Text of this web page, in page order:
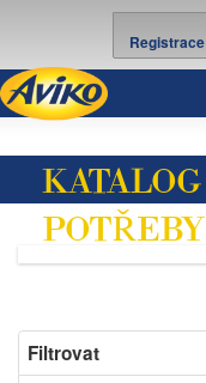
Registrace
KATALOG
POTŘEBY
Filtrovat